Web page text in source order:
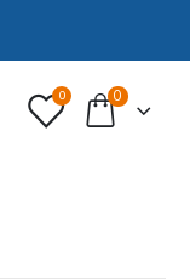
0 0